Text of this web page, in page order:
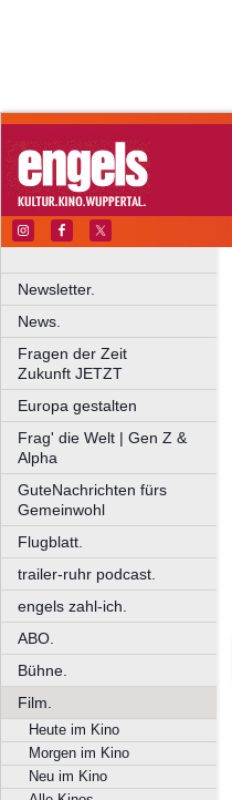
Newsletter.
News.
Fragen der Zeit
Zukunft JETZT
Europa gestalten
Frag' die Welt | Gen Z &
Alpha
GuteNachrichten fürs
Gemeinwohl
Flugblatt.
trailer-ruhr podcast.
engels zahl-ich.
ABO.
Bühne.
Film.
Heute im Kino
Morgen im Kino
Neu im Kino